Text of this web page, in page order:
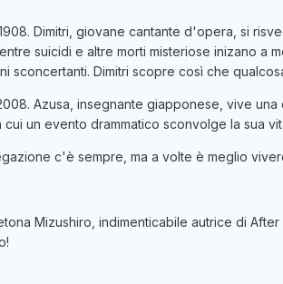
Dimitri, giovane cantante d'opera, si
suicidi e altre morti misteriose inizano a
sconcertanti. Dimitri scopre così che
Azusa, insegnante giapponese, vive
cui un evento drammatico sconvolge la sua
c'è sempre, ma a volte è meglio
Mizushiro, indimenticabile autrice di